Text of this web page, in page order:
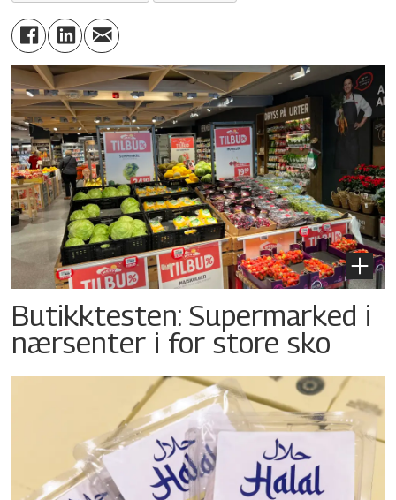
Butikktesten: Supermarked i
nærsenter i for store sko